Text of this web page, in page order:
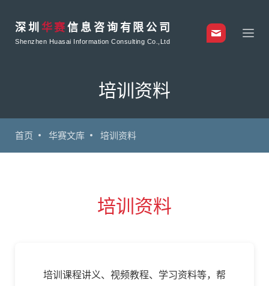
深圳 华赛信息咨询有限公司
Shenzhen Huasai Information Consulting Co.,Ltd
培训资料
首页 华赛文库 培训资料
培训资料
培训课程讲义、视频教程、学习资料等，帮